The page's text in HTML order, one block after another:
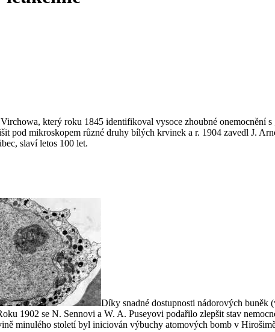
který roku 1845 identifikoval vysoce zhoubné onemocnění
pod mikroskopem různé druhy bílých krvinek a r. 1904 zavedl J.
slaví letos 100 let.
Díky snadné dostupnosti nádorových buněk
1902 se N. Sennovi a W. A. Puseyovi podařilo zlepšit stav
minulého století byl iniciován výbuchy atomových bomb v